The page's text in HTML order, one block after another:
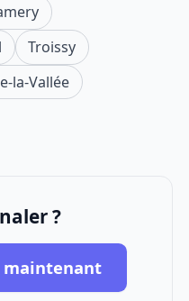
Troissy
la-Vallée
?
maintenant